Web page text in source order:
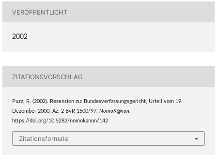
VERÖFFENTLICHT
2002
ZITATIONSVORSCHLAG
Puza, R. (2002). Rezension zu: Bundesverfassungsgericht, Urteil vom 19.
Dezember 2000, Az. 2 BvR 1500/97. NomoK@non.
https://doi.org/10.5282/nomokanon/142
Zitationsformate